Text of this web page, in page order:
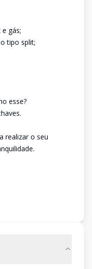
gás;
tipo split;
esse?
realizar o seu